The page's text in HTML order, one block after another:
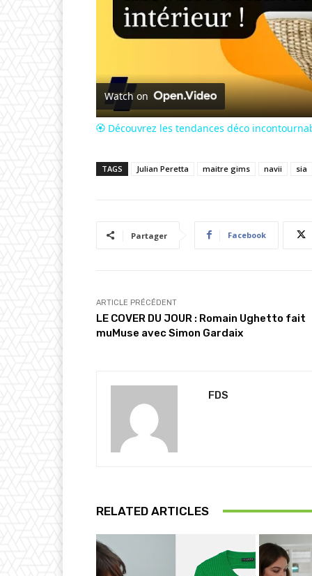
Watch on
🏵 Découvrez les tendances déco
TAGS Julian Peretta maitre gims navii sia
Partager Facebook
ARTICLE PRÉCÉDENT
LE COVER DU JOUR : Romain Ughetto fait
muMuse avec Simon Gardaix
FDS
RELATED ARTICLES